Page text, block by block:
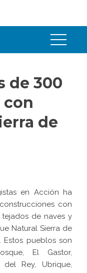
de 300
de
en Acción ha
con
de naves y
Natural Sierra de
Estos pueblos son
El Gastor,
del Rey, Ubrique,